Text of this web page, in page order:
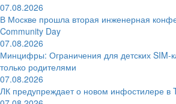
07.08.2026
В Москве прошла вторая инженерная
Community Day
07.08.2026
Минцифры: Ограничения для детских SIM-
только родителями
07.08.2026
ЛК предупреждает о новом инфостилере в